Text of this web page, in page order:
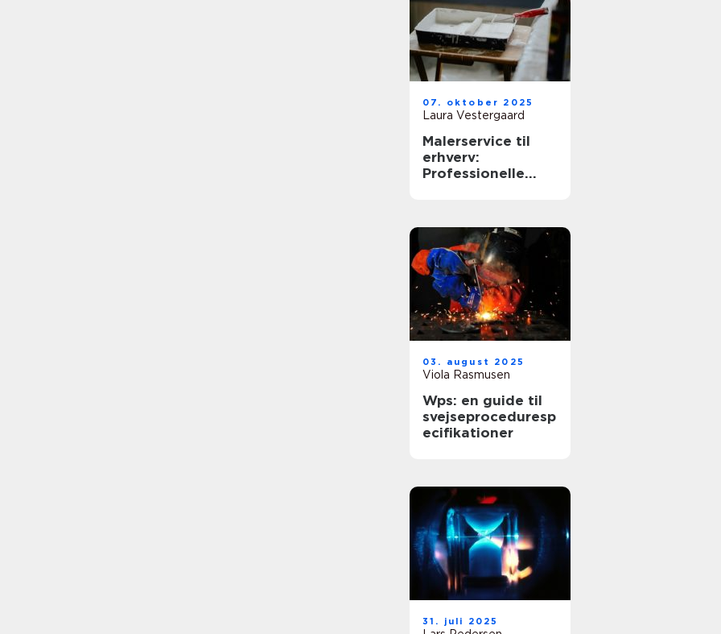
07. oktober 2025
Laura Vestergaard
Malerservice til
erhverv:
Professionelle
03. august 2025
Viola Rasmusen
Wps: en guide til
svejseproceduresp
ecifikationer
31. juli 2025